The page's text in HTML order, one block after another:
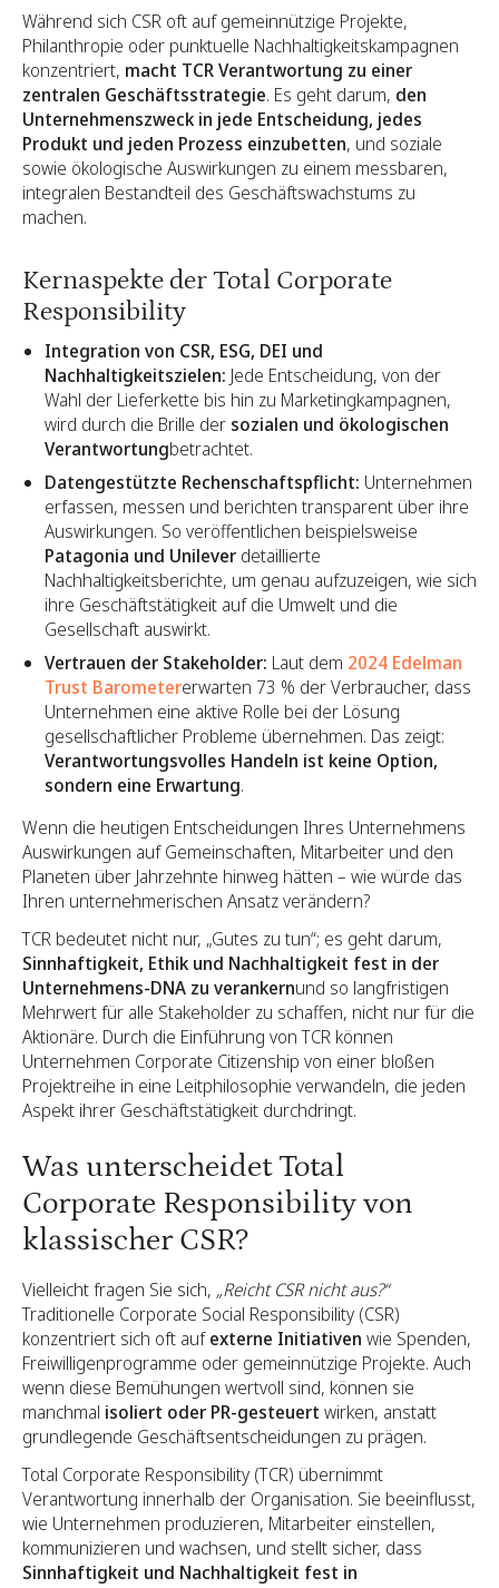
Während sich CSR oft auf gemeinnützige Projekte,
Philanthropie oder punktuelle Nachhaltigkeitskampagnen
konzentriert, macht TCR Verantwortung zu einer
zentralen Geschäftsstrategie. Es geht darum, den
Unternehmenszweck in jede Entscheidung, jedes
Produkt und jeden Prozess einzubetten, und soziale
sowie ökologische Auswirkungen zu einem messbaren,
integralen Bestandteil des Geschäftswachstums zu
machen.
Kernaspekte der Total Corporate
Responsibility
Integration von CSR, ESG, DEI und
Nachhaltigkeitszielen: Jede Entscheidung, von der
Wahl der Lieferkette bis hin zu Marketingkampagnen,
wird durch die Brille der sozialen und ökologischen
Verantwortungbetrachtet.
Datengestützte Rechenschaftspflicht: Unternehmen
erfassen, messen und berichten transparent über ihre
Auswirkungen. So veröffentlichen beispielsweise
Patagonia und Unilever detaillierte
Nachhaltigkeitsberichte, um genau aufzuzeigen, wie sich
ihre Geschäftstätigkeit auf die Umwelt und die
Gesellschaft auswirkt.
Vertrauen der Stakeholder: Laut dem 2024 Edelman
Trust Barometererwarten 73 % der Verbraucher, dass
Unternehmen eine aktive Rolle bei der Lösung
gesellschaftlicher Probleme übernehmen. Das zeigt:
Verantwortungsvolles Handeln ist keine Option,
sondern eine Erwartung.
Wenn die heutigen Entscheidungen Ihres Unternehmens
Auswirkungen auf Gemeinschaften, Mitarbeiter und den
Planeten über Jahrzehnte hinweg hätten – wie würde das
Ihren unternehmerischen Ansatz verändern?
TCR bedeutet nicht nur, „Gutes zu tun“; es geht darum,
Sinnhaftigkeit, Ethik und Nachhaltigkeit fest in der
Unternehmens-DNA zu verankernund so langfristigen
Mehrwert für alle Stakeholder zu schaffen, nicht nur für die
Aktionäre. Durch die Einführung von TCR können
Unternehmen Corporate Citizenship von einer bloßen
Projektreihe in eine Leitphilosophie verwandeln, die jeden
Aspekt ihrer Geschäftstätigkeit durchdringt.
Was unterscheidet Total
Corporate Responsibility von
klassischer CSR?
Vielleicht fragen Sie sich, „Reicht CSR nicht aus?“
Traditionelle Corporate Social Responsibility (CSR)
konzentriert sich oft aufexterne Initiativen wie Spenden,
Freiwilligenprogramme oder gemeinnützige Projekte. Auch
wenn diese Bemühungen wertvoll sind, können sie
manchmal isoliert oder PR-gesteuert wirken, anstatt
grundlegende Geschäftsentscheidungen zu prägen.
Total Corporate Responsibility (TCR) übernimmt
Verantwortung innerhalb der Organisation. Sie beeinflusst,
wie Unternehmen produzieren, Mitarbeiter einstellen,
kommunizieren und wachsen, und stellt sicher, dass
Sinnhaftigkeit und Nachhaltigkeit fest in